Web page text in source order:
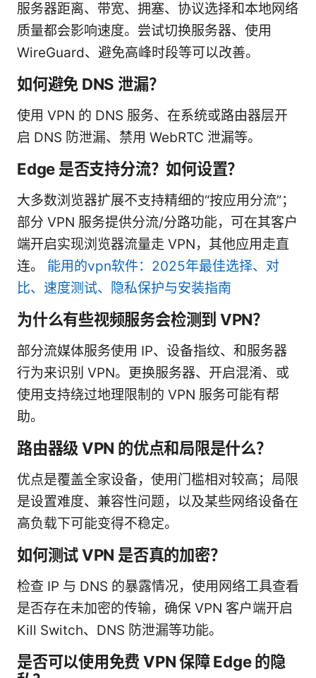
服务器距离、带宽、拥塞、协议选择和本地网络
质量都会影响速度。尝试切换服务器、使用
WireGuard、避免高峰时段等可以改善。
如何避免 DNS 泄漏？
使用 VPN 的 DNS 服务、在系统或路由器层开
启 DNS 防泄漏、禁用 WebRTC 泄漏等。
Edge 是否支持分流？如何设置？
大多数浏览器扩展不支持精细的“按应用分流”；
部分 VPN 服务提供分流/分路功能，可在其客户
端开启实现浏览器流量走 VPN，其他应用走直
连。 能用的vpn软件：2025年最佳选择、对
比、速度测试、隐私保护与安装指南
为什么有些视频服务会检测到 VPN？
部分流媒体服务使用 IP、设备指纹、和服务器
行为来识别 VPN。更换服务器、开启混淆、或
使用支持绕过地理限制的 VPN 服务可能有帮
助。
路由器级 VPN 的优点和局限是什么？
优点是覆盖全家设备，使用门槛相对较高；局限
是设置难度、兼容性问题，以及某些网络设备在
高负载下可能变得不稳定。
如何测试 VPN 是否真的加密？
检查 IP 与 DNS 的暴露情况，使用网络工具查看
是否存在未加密的传输，确保 VPN 客户端开启
Kill Switch、DNS 防泄漏等功能。
是否可以使用免费 VPN 保障 Edge 的隐